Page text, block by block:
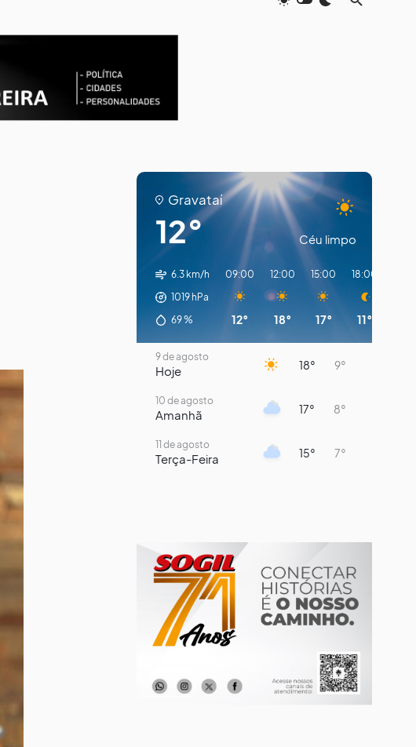
Gravataí
12° Céu limpo
6.3 km/h
1019 hPa
69%
09:00
12°
12:00
18°
15:00
17°
18:00
11°
9 de agosto
Hoje 18° 9°
10 de agosto
Amanhã 17° 8°
11 de agosto
Terça-Feira 15° 7°
Quinta-Feira 16° 13°
14 de agosto
Sexta-Feira 18° 14°
15 de agosto
Sábado 21° 16°